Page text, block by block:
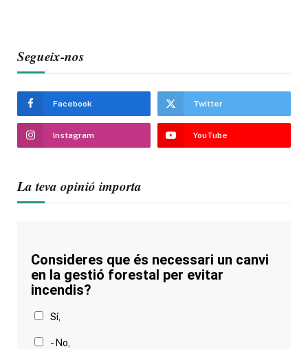
Segueix-nos
Facebook Twitter
Instagram YouTube
La teva opinió importa
Consideres que és necessari un canvi
en la gestió forestal per evitar
incendis?
Sí,
- No,